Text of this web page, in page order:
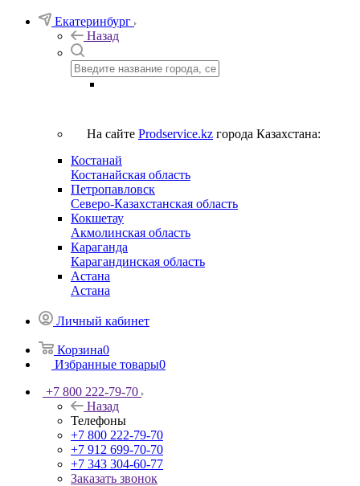
Екатеринбург
Назад
На сайте Prodservice.kz города Казахстана:
Костанай
Костанайская область
Петропавловск
Северо-Казахстанская область
Кокшетау
Акмолинская область
Караганда
Карагандинская область
Астана
Астана
Личный кабинет
Корзина0
Избранные товары0
+7 800 222-79-70
Назад
Телефоны
+7 800 222-79-70
+7 912 699-70-70
+7 343 304-60-77
Заказать звонок